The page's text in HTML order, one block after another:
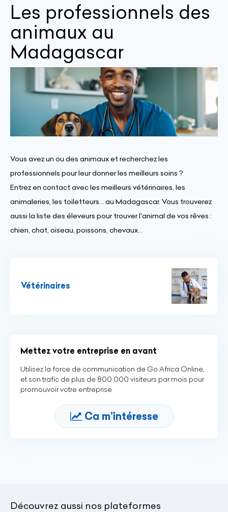
Les professionnels des
animaux au
Madagascar
Vous avez un ou des animaux et recherchez les
professionnels pour leur donner les meilleurs soins ?
Entrez en contact avec les meilleurs vétérinaires, les
animaleries, les toiletteurs... au Madagascar. Vous trouverez
aussi la liste des éleveurs pour trouver l'animal de vos rêves :
chien, chat, oiseau, poissons, chevaux...
Vétérinaires
Mettez votre entreprise en avant
Utilisez la force de communication de Go Africa Online,
et son trafic de plus de 800 000 visiteurs par mois pour
promouvoir votre entreprise
Ca m’intéresse
Découvrez aussi nos plateformes